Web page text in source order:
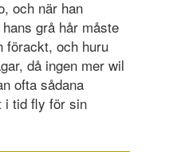
och när han
grå hår måste
förackt, och huru
då ingen mer wil
ofta sådana
i tid fly för sin